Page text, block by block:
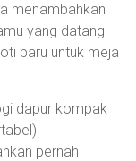
menambahkan
yang datang
baru untuk meja
dapur kompak
pernah